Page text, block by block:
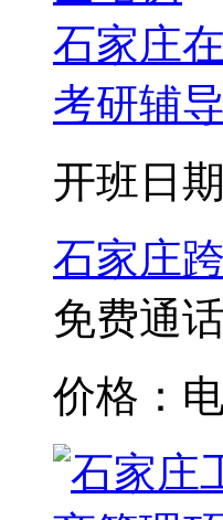
石家庄
考研辅
开班日
石家庄
免费通话
价格：